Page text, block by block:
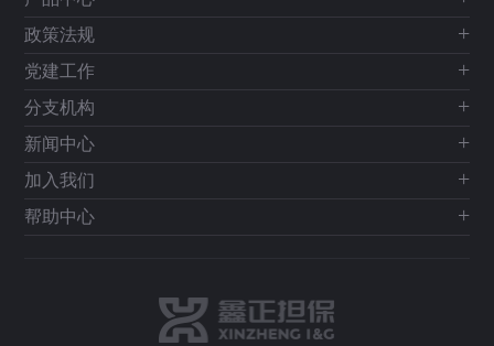
政策法规
党建工作
分支机构
新闻中心
加入我们
帮助中心